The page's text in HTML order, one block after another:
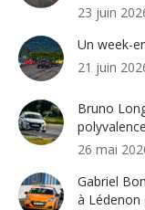
23 juin
Un week-
21 juin
Bruno
26 mai
Gabriel
à Lédenon